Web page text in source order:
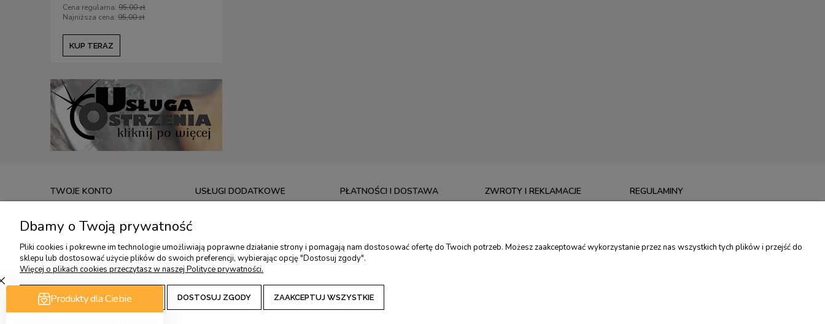
Cena regularna: 95,00 zł
Najniższa cena: 95,00 zł
KUP TERAZ
TWOJE KONTO
USTAWIENIA KONTA
PRZECHOWALNIA
USŁUGI DODATKOWE
KONSULTACJE OSTRZ. TORMEK
WARSZTATY RZEŹBIARSKIE
PŁATNOŚCI I DOSTAWA
FORMY PŁATNOŚCI
ZAKUPY NA RATY
DOTACJE NA ZAKUP NARZĘDZI
ZWROTY I REKLAMACJE
DOKONAJ ZWROTU
REGULAMINY
PROGRAM LOJALNOŚCIOWY
Dbamy o Twoją prywatność
Pliki cookies i pokrewne im technologie umożliwiają poprawne działanie strony i pomagają nam dostosować ofertę do Twoich potrzeb. Możesz zaakceptować wykorzystanie przez nas wszystkich tych plików i przejść do
sklepu lub dostosować użycie plików do swoich preferencji, wybierając opcję "Dostosuj zgody".
Więcej o plikach cookies przeczytasz w naszej Polityce prywatności.
ZAAKCEPTUJ TYLKO NIEZBĘDNE DOSTOSUJ ZGODY ZAAKCEPTUJ WSZYSTKIE